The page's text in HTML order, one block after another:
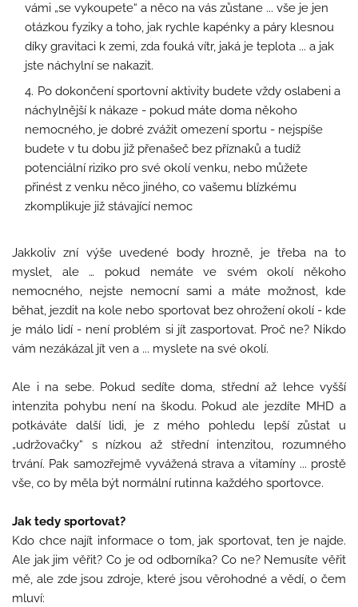
vámi „se vykoupete“ a něco na vás zůstane ... vše je jen
otázkou fyziky a toho, jak rychle kapénky a páry klesnou
díky gravitaci k zemi, zda fouká vítr, jaká je teplota ... a jak
jste náchylní se nakazit.
Po dokončení sportovní aktivity budete vždy oslabeni a
náchylnější k nákaze - pokud máte doma někoho
nemocného, je dobré zvážit omezení sportu - nejspíše
budete v tu dobu již přenašeč bez příznaků a tudíž
potenciální riziko pro své okolí venku, nebo můžete
přinést z venku něco jiného, co vašemu blízkému
zkomplikuje již stávající nemoc
Jakkoliv zní výše uvedené body hrozně, je třeba na to
myslet, ale … pokud nemáte ve svém okolí někoho
nemocného, nejste nemocní sami a máte možnost, kde
běhat, jezdit na kole nebo sportovat bez ohrožení okolí - kde
je málo lidí - není problém si jít zasportovat. Proč ne? Nikdo
vám nezákázal jít ven a ... myslete na své okolí.
Ale i na sebe. Pokud sedíte doma, střední až lehce vyšší
intenzita pohybu není na škodu. Pokud ale jezdíte MHD a
potkáváte další lidi, je z mého pohledu lepší zůstat u
„udržovačky“ s nízkou až střední intenzitou, rozumného
trvání. Pak samozřejmě vyvážená strava a vitamíny ... prostě
vše, co by měla být normální rutinna každého sportovce.
Jak tedy sportovat?
Kdo chce najít informace o tom, jak sportovat, ten je najde.
Ale jak jim věřit? Co je od odborníka? Co ne? Nemusíte věřit
mě, ale zde jsou zdroje, které jsou věrohodné a vědí, o čem
mluví: